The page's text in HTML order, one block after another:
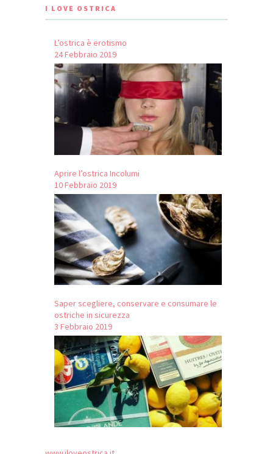
I LOVE OSTRICA
L’ostrica è erotismo
24 Febbraio 2019
Aprire l’ostrica Incolumi
10 Febbraio 2019
Saper scegliere, conservare e consumare le
ostriche in sicurezza
3 Febbraio 2019